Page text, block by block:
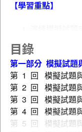
【學習重點】
習，定可獲得
為了確保能掌
缺之一環。「
造」、「塑性
等重點，近年
「新興製造技
意的。
目錄
第一部分 模擬試題
第 1 回 模擬試題
第 2 回 模擬試題
第 3 回 模擬試題
第 4 回 模擬試題
第 5 回 模擬試題